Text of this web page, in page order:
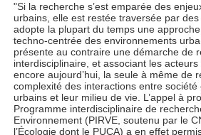
"Si la recherche s’est emparée des
urbains, elle est restée traversée par
adopte la plupart du temps une
techno-centrée des environnements
présente au contraire une démarche de
interdisciplinaire, et associant les
encore aujourd’hui, la seule à même de
complexité des interactions entre
urbains et leur milieu de vie. L’appel à
Programme interdisciplinaire de
Environnement (PIRVE, soutenu par le
l’Écologie dont le PUCA) a en effet